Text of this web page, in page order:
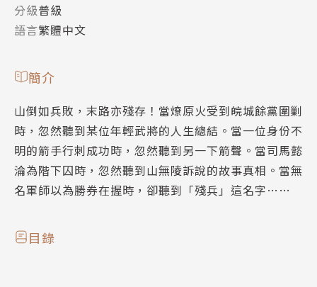
分級普級
語言繁體中文
簡介
山倒如兵敗，末路亦殘存！當燎原火受到皖城餘黨圍剿
時，忽然聽到某位年輕武將的人生總結。當一位身份不
明的箭手行刺成功時，忽然聽到另一下箭聲。當司馬懿
淪為階下囚時，忽然聽到山無陵訴說的故事真相。當無
名軍師以為勝券在握時，卻聽到「殘兵」這名字……
目錄